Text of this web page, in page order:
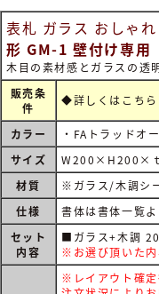
表札 ガラス おしゃれ
形 GM-1 壁付け専用
木目の素材感とガラスの透
販売条
件
◆詳しくは こち
カラー
・FAトラッドオ
サイズ
W200×H200×
材質
※ガラス/木調シ
仕様
書体は書体一覧
セット
内容
■ガラス+木調
※お選び頂いた内
※レイアウト確定